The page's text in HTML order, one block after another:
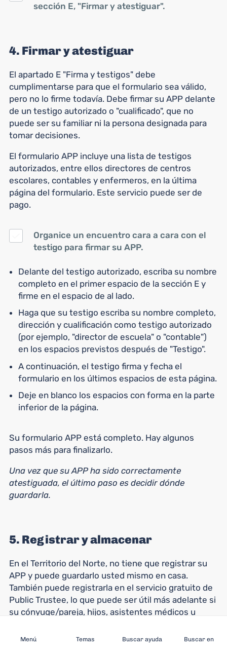
sección E, "Firmar y atestiguar".
4. Firmar y atestiguar
El apartado E "Firma y testigos" debe
cumplimentarse para que el formulario sea válido,
pero no lo firme todavía. Debe firmar su APP delante
de un testigo autorizado o "cualificado", que no
puede ser su familiar ni la persona designada para
tomar decisiones.
El formulario APP incluye una lista de testigos
autorizados, entre ellos directores de centros
escolares, contables y enfermeros, en la última
página del formulario. Este servicio puede ser de
pago.
Organice un encuentro cara a cara con el
testigo para firmar su APP.
Delante del testigo autorizado, escriba su nombre
completo en el primer espacio de la sección E y
firme en el espacio de al lado.
Haga que su testigo escriba su nombre completo,
dirección y cualificación como testigo autorizado
(por ejemplo, "director de escuela" o "contable")
en los espacios previstos después de "Testigo".
A continuación, el testigo firma y fecha el
formulario en los últimos espacios de esta página.
Deje en blanco los espacios con forma en la parte
inferior de la página.
Su formulario APP está completo. Hay algunos
pasos más para finalizarlo.
Una vez que su APP ha sido correctamente
atestiguada, el último paso es decidir dónde
guardarla.
5. Registrar y almacenar
En el Territorio del Norte, no tiene que registrar su
APP y puede guardarlo usted mismo en casa.
También puede registrarla en el servicio gratuito de
Public Trustee, lo que puede ser útil más adelante si
su cónyuge/pareja, hijos, asistentes médicos u
Menú Temas Buscar ayuda Buscar en